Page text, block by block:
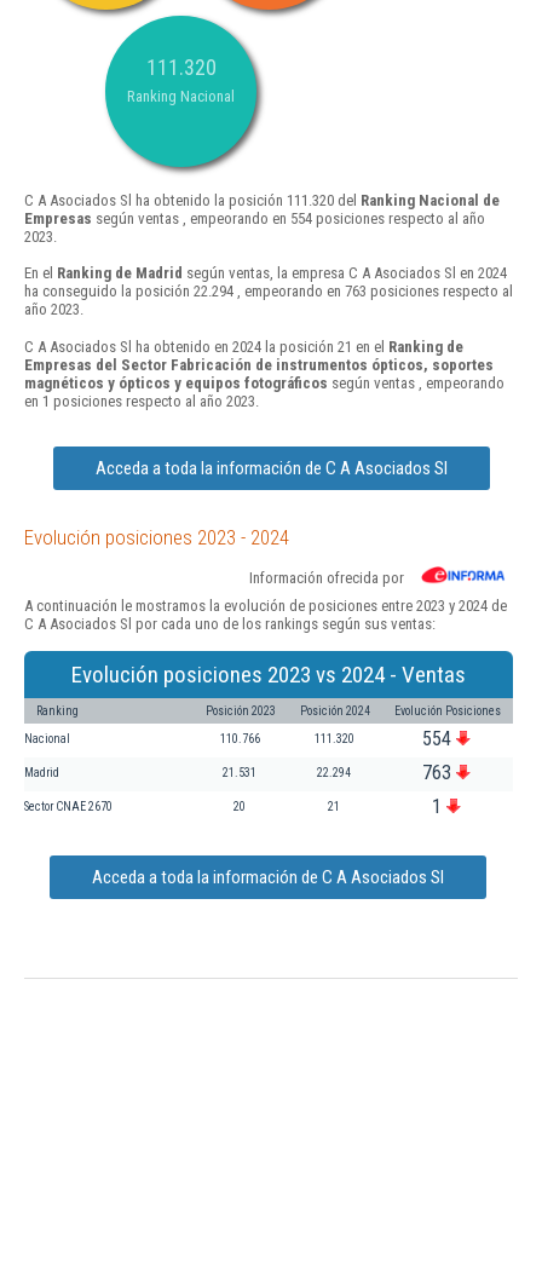
111.320
Ranking Nacional
C A Asociados Sl ha obtenido la posición 111.320 del Ranking Nacional de
Empresas según ventas , empeorando en 554 posiciones respecto al año
2023.
En el Ranking de Madrid según ventas, la empresa C A Asociados Sl en 2024
ha conseguido la posición 22.294 , empeorando en 763 posiciones respecto al
año 2023.
C A Asociados Sl ha obtenido en 2024 la posición 21 en el Ranking de
Empresas del Sector Fabricación de instrumentos ópticos, soportes
magnéticos y ópticos y equipos fotográficos según ventas , empeorando
en 1 posiciones respecto al año 2023.
Acceda a toda la información de C A Asociados Sl
Evolución posiciones 2023 - 2024
Información ofrecida por
A continuación le mostramos la evolución de posiciones entre 2023 y 2024 de
C A Asociados Sl por cada uno de los rankings según sus ventas:
Evolución posiciones 2023 vs 2024 - Ventas
Ranking Posición 2023 Posición 2024 Evolución Posiciones
Nacional 110.766 111.320 554
Madrid 21.531 22.294 763
Sector CNAE 2670 20 21 1
Acceda a toda la información de C A Asociados Sl